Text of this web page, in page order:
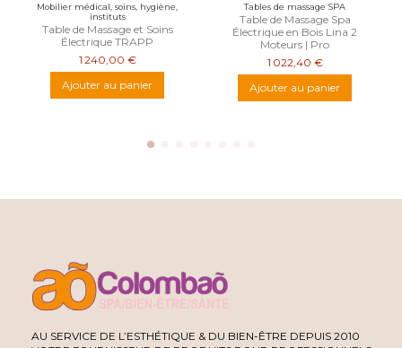
Mobilier médical, soins, hygiène,
instituts
Table de Massage et Soins
Électrique TRAPP
1 240,00 €
Ajouter au panier
Tables de massage SPA
Table de Massage Spa
Électrique en Bois Lina 2
Moteurs | Pro
1 022,40 €
Ajouter au panier
AU SERVICE DE L’ESTHÉTIQUE & DU BIEN-ÊTRE DEPUIS 2010